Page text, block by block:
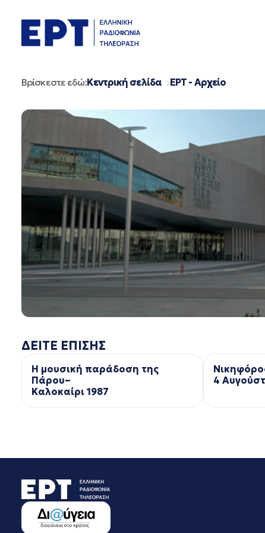
περιεχόμενο
Βρίσκεστε εδώ:Κεντρική σελίδα ΕΡΤ - Αρχείο
ΔΕΙΤΕ ΕΠΙΣΗΣ
Η μουσική παράδοση της
Πάρου–
Kαλοκαίρι 1987
4